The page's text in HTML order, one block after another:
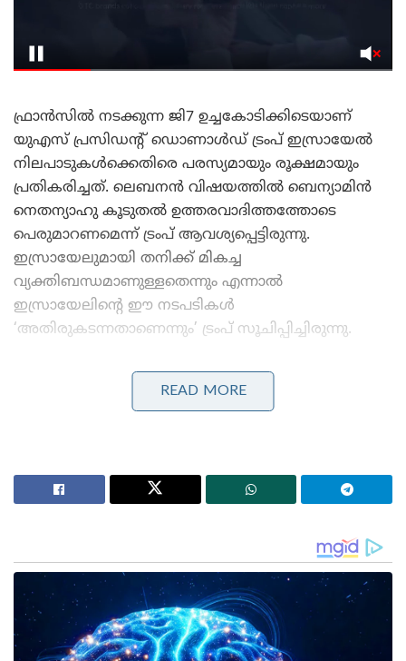
ഫ്രാൻസിൽ നടക്കുന്ന ജി7 ഉച്ചകോടിക്കിടെയാണ്
യുഎസ് പ്രസിഡന്റ് ഡൊണാൾഡ് ട്രംപ് ഇസ്രായേൽ
നിലപാടുകൾക്കെതിരെ പരസ്യമായും രൂക്ഷമായും
പ്രതികരിച്ചത്. ലെബനൻ വിഷയത്തിൽ ബെന്യാമിൻ
നെതന്യാഹു കൂടുതൽ ഉത്തരവാദിത്തത്തോടെ
പെരുമാറണമെന്ന് ട്രംപ് ആവശ്യപ്പെട്ടിരുന്നു.
ഇസ്രായേലുമായി തനിക്ക് മികച്ച
വ്യക്തിബന്ധമാണുള്ളതെന്നും എന്നാൽ
ഇസ്രായേലിന്റെ ഈ നടപടികൾ
‘അതിരുകടന്നതാണെന്നും’ ട്രംപ് സൂചിപ്പിച്ചിരുന്നു.
Stories you may like
‘യു.ഡി.എഫ് സർക്കാരിന്റേത് ആർ.എസ്.എസ്
പ്രീണനം’ ; വന്ദേമാതരം സർക്കുലർ ഉടൻ
അതേസമയം, ഹിസ്ബുള്ള വടക്കൻ ഇസ്രായേലിന്
നേരെ ആക്രമണം തുടരുന്നിടത്തോളം കാലം തങ്ങൾ
ലെബനനിൽ നിന്ന് പിന്മാറില്ലെന്ന് നെതന്യാഹു
വ്യക്തമാക്കി. ഇസ്രായേലിന്റെ പരമാധികാരവും
READ MORE